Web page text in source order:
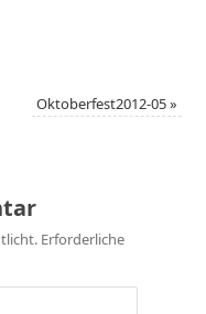
Oktoberfest2012-05»
Erforderliche